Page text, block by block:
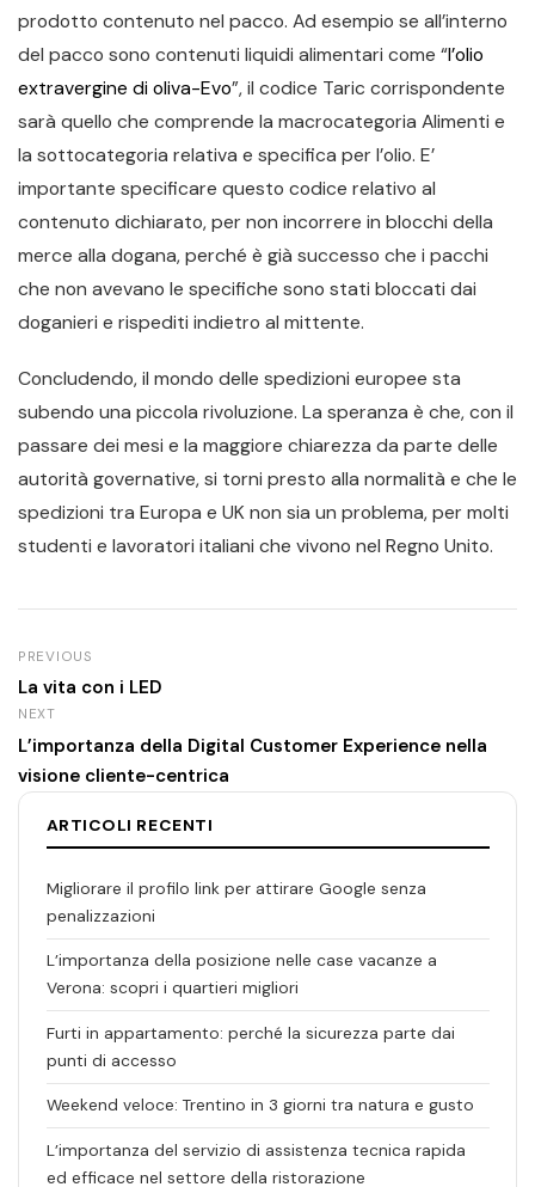
prodotto contenuto nel pacco. Ad esempio se all’interno
del pacco sono contenuti liquidi alimentari come “l’olio
extravergine di oliva-Evo”, il codice Taric corrispondente
sarà quello che comprende la macrocategoria Alimenti e
la sottocategoria relativa e specifica per l’olio. E’
importante specificare questo codice relativo al
contenuto dichiarato, per non incorrere in blocchi della
merce alla dogana, perché è già successo che i pacchi
che non avevano le specifiche sono stati bloccati dai
doganieri e rispediti indietro al mittente.
Concludendo, il mondo delle spedizioni europee sta
subendo una piccola rivoluzione. La speranza è che, con il
passare dei mesi e la maggiore chiarezza da parte delle
autorità governative, si torni presto alla normalità e che le
spedizioni tra Europa e UK non sia un problema, per molti
studenti e lavoratori italiani che vivono nel Regno Unito.
PREVIOUS
La vita con i LED
NEXT
L’importanza della Digital Customer Experience nella
visione cliente-centrica
ARTICOLI RECENTI
Migliorare il profilo link per attirare Google senza
penalizzazioni
L’importanza della posizione nelle case vacanze a
Verona: scopri i quartieri migliori
Furti in appartamento: perché la sicurezza parte dai
punti di accesso
Weekend veloce: Trentino in 3 giorni tra natura e gusto
L’importanza del servizio di assistenza tecnica rapida
ed efficace nel settore della ristorazione